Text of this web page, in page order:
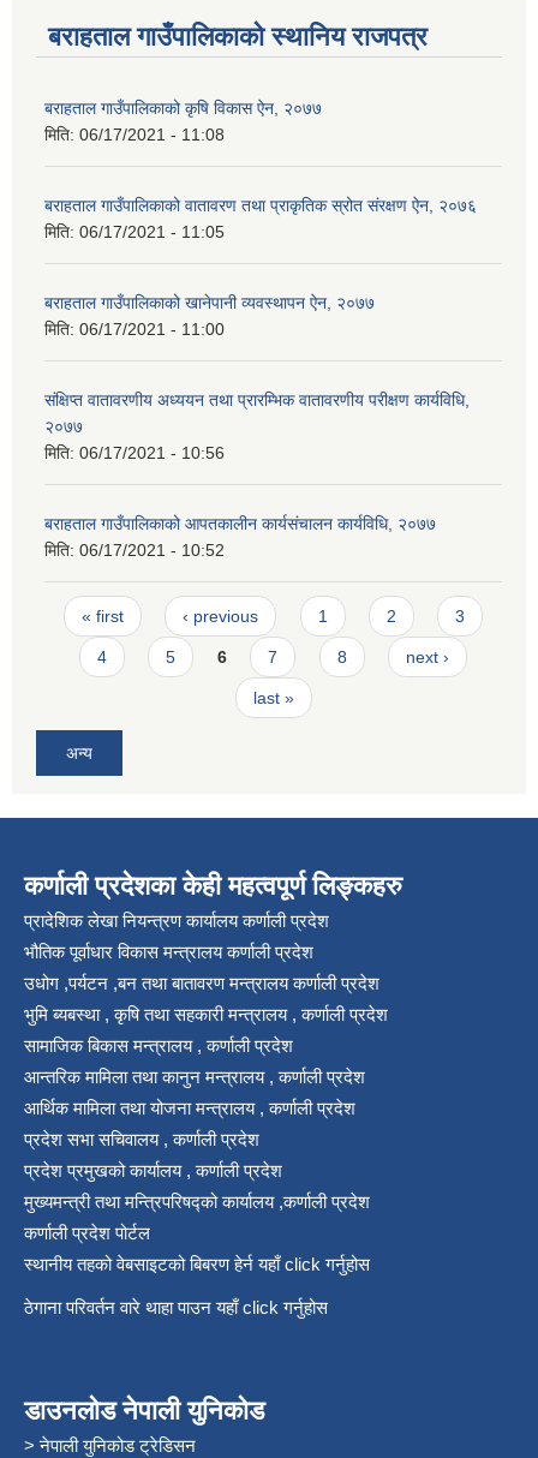
बराहताल गाउँपालिकाको स्थानिय राजपत्र
बराहताल गाउँपालिकाको कृषि विकास ऐन, २०७७
मिति: 06/17/2021 - 11:08
बराहताल गाउँपालिकाको वातावरण तथा प्राकृतिक स्रोत संरक्षण ऐन, २०७६
मिति: 06/17/2021 - 11:05
बराहताल गाउँपालिकाको खानेपानी व्यवस्थापन ऐन, २०७७
मिति: 06/17/2021 - 11:00
संक्षिप्त वातावरणीय अध्ययन तथा प्रारम्भिक वातावरणीय परीक्षण कार्यविधि,
२०७७
मिति: 06/17/2021 - 10:56
बराहताल गाउँपालिकाको आपतकालीन कार्यसंचालन कार्यविधि, २०७७
मिति: 06/17/2021 - 10:52
Pages
« first ‹ previous 1 2 3
4 5 6 7 8 next ›
last »
अन्य
कर्णाली प्रदेशका केही महत्वपूर्ण लिङ्कहरु
प्रादेशिक लेखा नियन्त्रण कार्यालय कर्णाली प्रदेश
भौतिक पूर्वाधार विकास मन्त्रालय कर्णाली प्रदेश
उधोग ,पर्यटन ,बन तथा बातावरण मन्त्रालय कर्णाली प्रदेश
भुमि ब्यबस्था , कृषि तथा सहकारी मन्त्रालय , कर्णाली प्रदेश
सामाजिक बिकास मन्त्रालय , कर्णाली प्रदेश
आन्तरिक मामिला तथा कानुन मन्त्रालय , कर्णाली प्रदेश
आर्थिक मामिला तथा योजना मन्त्रालय , कर्णाली प्रदेश
प्रदेश सभा सचिवालय , कर्णाली प्रदेश
प्रदेश प्रमुखको कार्यालय , कर्णाली प्रदेश
मुख्यमन्त्री तथा मन्त्रिपरिषद्को कार्यालय ,कर्णाली प्रदेश
कर्णाली प्रदेश पोर्टल
स्थानीय तहको वेबसाइटको बिबरण हेर्न यहाँ click गर्नुहोस
ठेगाना परिवर्तन वारे थाहा पाउन यहाँ click गर्नुहोस
डाउनलोड नेपाली युनिकोड
> नेपाली युनिकोड ट्रेडिसन